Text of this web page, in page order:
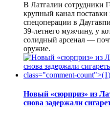
В Латгалии сотрудники
крупный канал
спецоперации в
39-летнего мужчину, у
солидный арсенал —
оружие.
Новый «сюрприз» из
снова задержали